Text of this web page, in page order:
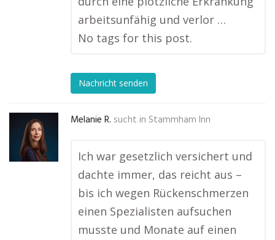
arbeitsunfähig und verlor …
No tags for this post.
Nachricht senden
Melanie R. sucht in Stammham Inn
Ich war gesetzlich versichert und
dachte immer, das reicht aus –
bis ich wegen Rückenschmerzen
einen Spezialisten aufsuchen
musste und Monate auf einen